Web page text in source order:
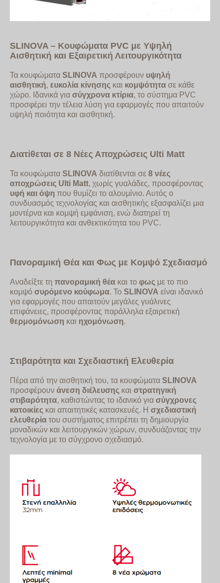
SLINOVA – Κουφώματα PVC με Υψηλή
Αισθητική και Εξαιρετική Λειτουργικότητα
Τα κουφώματα SLINOVA προσφέρουν υψηλή
αισθητική, ευκολία κίνησης και κομψότητα σε κάθε
χώρο. Ιδανικά για σύγχρονα κτίρια, το σύστημα PVC
προσφέρει την τέλεια λύση για εφαρμογές που απαιτούν
υψηλή ποιότητα και αισθητική.
Διατίθεται σε 8 Νέες Αποχρώσεις Ulti Matt
Τα κουφώματα SLINOVA διατίθενται σε 8 νέες
αποχρώσεις Ulti Matt, χωρίς γυαλάδες, προσφέροντας
υφή και όψη που θυμίζει το αλουμίνιο. Αυτός ο
συνδυασμός τεχνολογίας και αισθητικής εξασφαλίζει μια
μοντέρνα και κομψή εμφάνιση, ενώ διατηρεί τη
λειτουργικότητα και ανθεκτικότητα του PVC.
Πανοραμική Θέα και Φως με Κομψό Σχεδιασμό
Αναδείξτε τη πανοραμική θέα και το φως με το πιο
κομψό συρόμενο κούφωμα. Το SLINOVA είναι ιδανικό
για εφαρμογές που απαιτούν μεγάλες γυάλινες
επιφάνειες, προσφέροντας παράλληλα εξαιρετική
θερμομόνωση και ηχομόνωση.
Στιβαρότητα και Σχεδιαστική Ελευθερία
Πέρα από την αισθητική του, τα κουφώματα SLINOVA
προσφέρουν άνεση διέλευσης και στρατηγική
στιβαρότητα, καθιστώντας το ιδανικό για σύγχρονες
κατοικίες και απαιτητικές κατασκευές. Η σχεδιαστική
ελευθερία του συστήματος επιτρέπει τη δημιουργία
μοναδικών και λειτουργικών χώρων, συνδυάζοντας την
τεχνολογία με το σύγχρονο σχεδιασμό.